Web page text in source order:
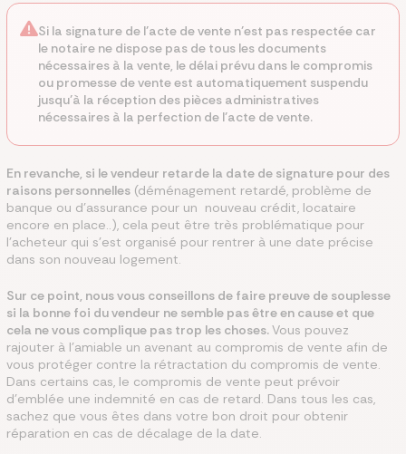
Si la signature de l’acte de vente n’est pas respectée car
le notaire ne dispose pas de tous les documents
nécessaires à la vente, le délai prévu dans le compromis
ou promesse de vente est automatiquement suspendu
jusqu’à la réception des pièces administratives
nécessaires à la perfection de l’acte de vente.
En revanche, si le vendeur retarde la date de signature pour des
raisons personnelles (déménagement retardé, problème de
banque ou d'assurance pour un nouveau crédit, locataire
encore en place..), cela peut être très problématique pour
l'acheteur qui s'est organisé pour rentrer à une date précise
dans son nouveau logement.
Sur ce point, nous vous conseillons de faire preuve de souplesse
si la bonne foi du vendeur ne semble pas être en cause et que
cela ne vous complique pas trop les choses.Vous pouvez
rajouter à l'amiable un avenant au compromis de vente afin de
vous protéger contre la rétractation du compromis de vente.
Dans certains cas, le compromis de vente peut prévoir
d'emblée une indemnité en cas de retard. Dans tous les cas,
sachez que vous êtes dans votre bon droit pour obtenir
réparation en cas de décalage de la date.